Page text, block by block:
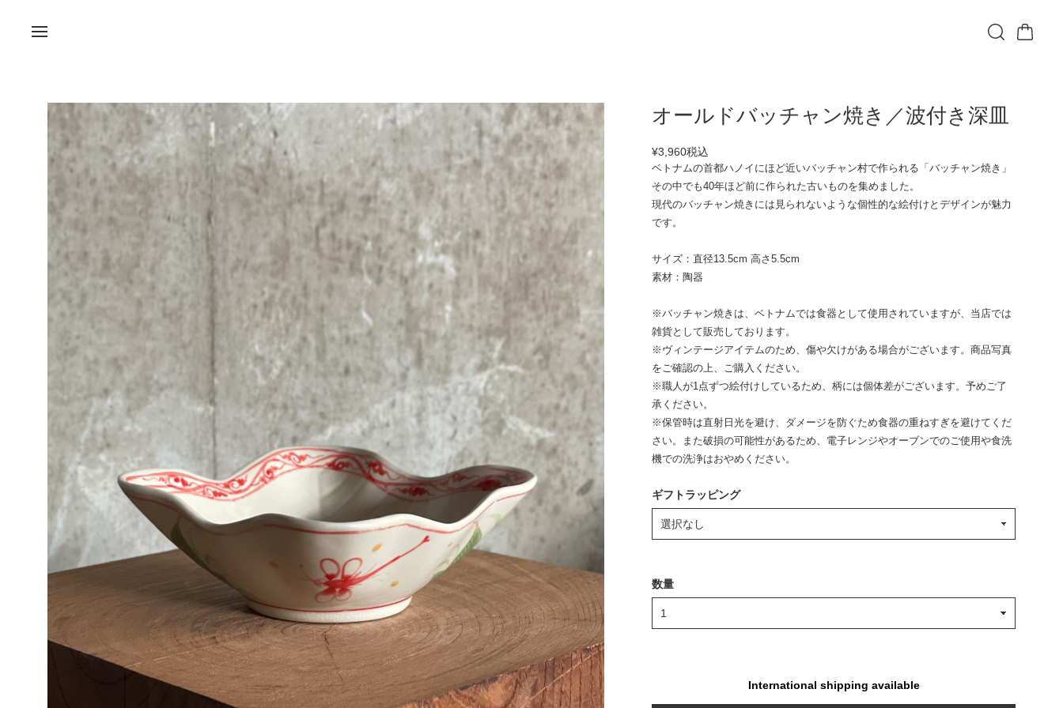
オールドバッチャン焼き／波付き深皿
¥3,960税込
ベトナムの首都ハノイにほど近いバッチャン村で作られる「バッチャン焼き」
その中でも40年ほど前に作られた古いものを集めました。
現代のバッチャン焼きには見られないような個性的な絵付けとデザインが魅力
です。
サイズ：直径13.5cm 高さ5.5cm
素材：陶器
※バッチャン焼きは、ベトナムでは食器として使用されていますが、当店では
雑貨として販売しております。
※ヴィンテージアイテムのため、傷や欠けがある場合がございます。商品写真
をご確認の上、ご購入ください。
※職人が1点ずつ絵付けしているため、柄には個体差がございます。予めご了
承ください。
※保管時は直射日光を避け、ダメージを防ぐため食器の重ねすぎを避けてくだ
さい。また破損の可能性があるため、電子レンジやオーブンでのご使用や食洗
機での洗浄はおやめください。
ギフトラッピング
数量
International shipping available